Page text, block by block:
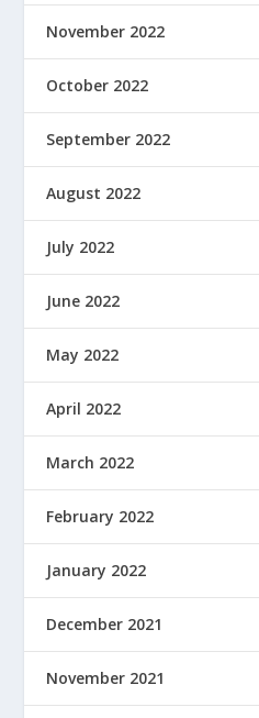
November 2022
October 2022
September 2022
August 2022
July 2022
June 2022
May 2022
April 2022
March 2022
February 2022
January 2022
December 2021
November 2021